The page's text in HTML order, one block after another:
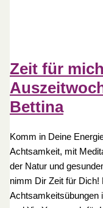
Zeit für
Bettina
Komm in Deine
Achtsamkeit, mit
der Natur und
nimm Dir Zeit für Dich!
Achtsamkeitsübungen